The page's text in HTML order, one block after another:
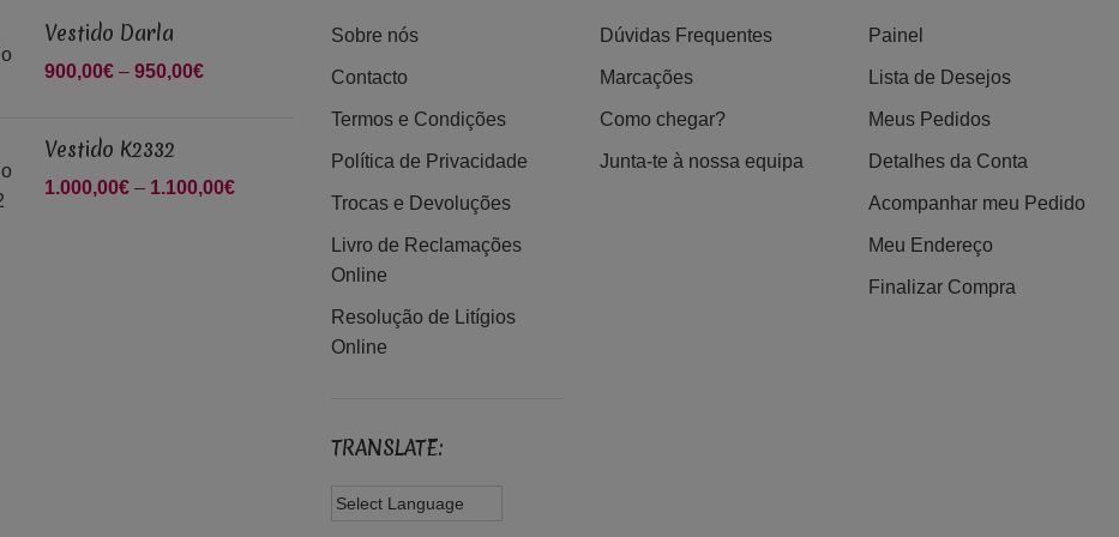
Vestido Darla
900,00€ – 950,00€
Vestido K2332
1.000,00€ – 1.100,00€
Sobre nós
Contacto
Termos e Condições
Política de Privacidade
Trocas e Devoluções
Livro de Reclamações
Online
Resolução de Litígios
Online
TRANSLATE:
Dúvidas Frequentes
Marcações
Como chegar?
Junta-te à nossa equipa
Painel
Lista de Desejos
Meus Pedidos
Detalhes da Conta
Acompanhar meu Pedido
Meu Endereço
Finalizar Compra